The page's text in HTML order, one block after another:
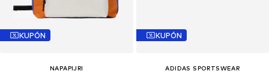
KUPÓN
NAPAPIJRI
KUPÓN
ADIDAS SPORTSWEAR